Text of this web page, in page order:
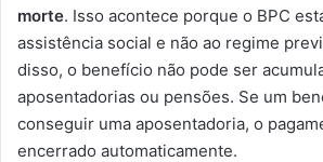
morte. Isso acontece porque o BPC
assistência social e não ao regime
disso, o benefício não pode ser
aposentadorias ou pensões. Se um
conseguir uma aposentadoria, o
encerrado automaticamente.